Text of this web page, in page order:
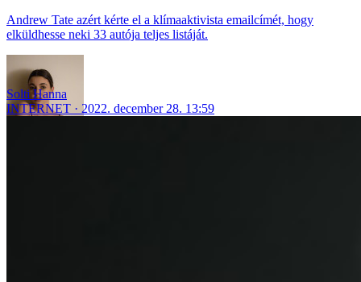
Andrew Tate azért kérte el a klímaaktivista emailcímét, hogy
elküldhesse neki 33 autója teljes listáját.
Solti Hanna
INTERNET
2022. december 28. 13:59